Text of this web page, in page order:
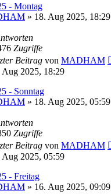
- Montag
» 18. Aug 2025, 18:29
Zugriffe
Beitrag von MADHAM
Aug 2025, 18:29
- Sonntag
» 18. Aug 2025, 05:59
Zugriffe
Beitrag von MADHAM
Aug 2025, 05:59
- Freitag
» 16. Aug 2025, 09:09